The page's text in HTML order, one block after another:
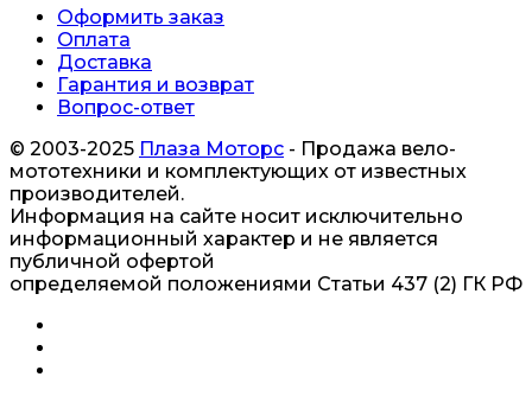
Оформить заказ
Оплата
Доставка
Гарантия и возврат
Вопрос-ответ
© 2003-2025 Плаза Моторс - Продажа вело-
мототехники и комплектующих от известных
производителей.
Информация на сайте носит исключительно
информационный характер и не является
публичной офертой
определяемой положениями Статьи 437 (2) ГК РФ